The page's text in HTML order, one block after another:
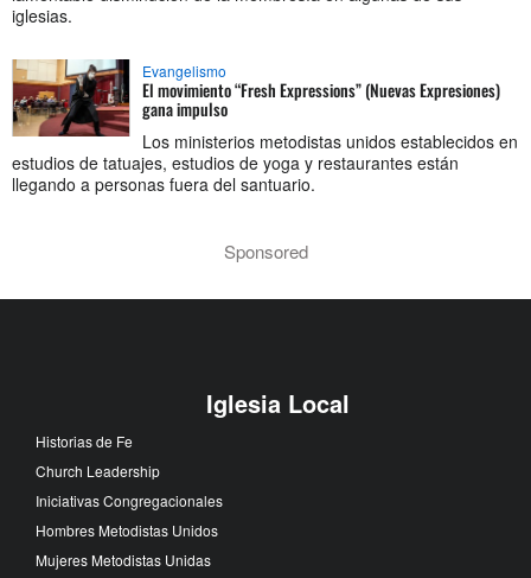
iglesias.
Evangelismo
El movimiento “Fresh Expressions” (Nuevas Expresiones)
gana impulso
Los ministerios metodistas unidos establecidos en
estudios de tatuajes, estudios de yoga y restaurantes están
llegando a personas fuera del santuario.
Sponsored
Iglesia Local
Historias de Fe
Church Leadership
Iniciativas Congregacionales
Hombres Metodistas Unidos
Mujeres Metodistas Unidas